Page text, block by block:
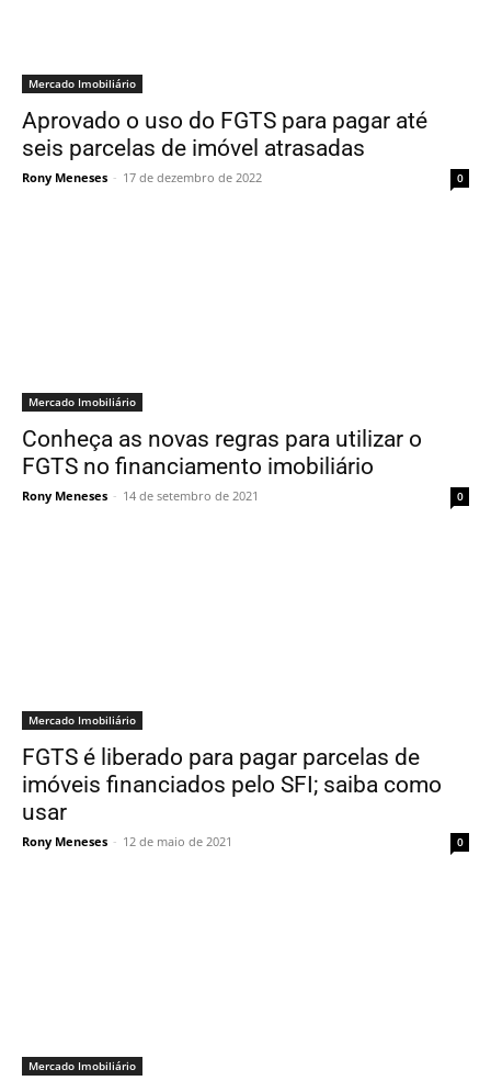
Mercado Imobiliário
Aprovado o uso do FGTS para pagar até
seis parcelas de imóvel atrasadas
Rony Meneses - 17 de dezembro de 2022 0
Mercado Imobiliário
Conheça as novas regras para utilizar o
FGTS no financiamento imobiliário
Rony Meneses - 14 de setembro de 2021 0
Mercado Imobiliário
FGTS é liberado para pagar parcelas de
imóveis financiados pelo SFI; saiba como
usar
Rony Meneses - 12 de maio de 2021 0
Mercado Imobiliário